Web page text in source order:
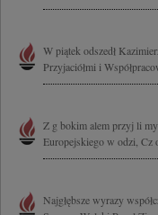
W piątek odszedł
Przyjaciółmi i
Z g bokim alem przyj li
Europejskiego w odzi, Cz
Najgłębsze wyrazy